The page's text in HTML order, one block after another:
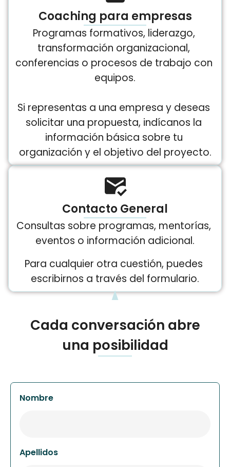
Coaching para empresas
Programas formativos, liderazgo,
transformación organizacional,
conferencias o procesos de trabajo con
equipos.
​​​​​​​Si representas a una empresa y deseas
solicitar una propuesta, indícanos la
información básica sobre tu
organización y el objetivo del proyecto.
Contacto General
Consultas sobre programas, mentorías,
eventos o información adicional.
Para cualquier otra cuestión, puedes
escribirnos a través del formulario.
Cada conversación abre
una posibilidad
Nombre
Apellidos